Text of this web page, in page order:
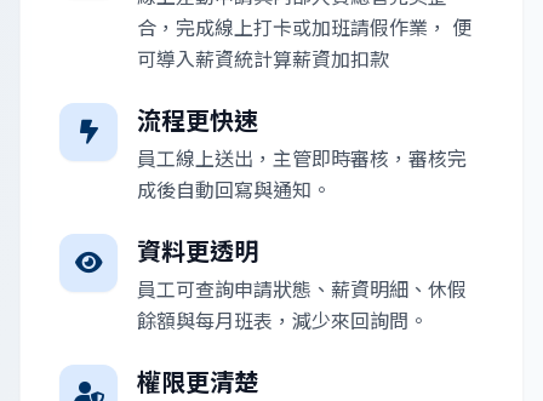
合，完成線上打卡或加班請假作業， 便
可導入薪資統計算薪資加扣款
流程更快速
員工線上送出，主管即時審核，審核完
成後自動回寫與通知。
資料更透明
員工可查詢申請狀態、薪資明細、休假
餘額與每月班表，減少來回詢問。
權限更清楚